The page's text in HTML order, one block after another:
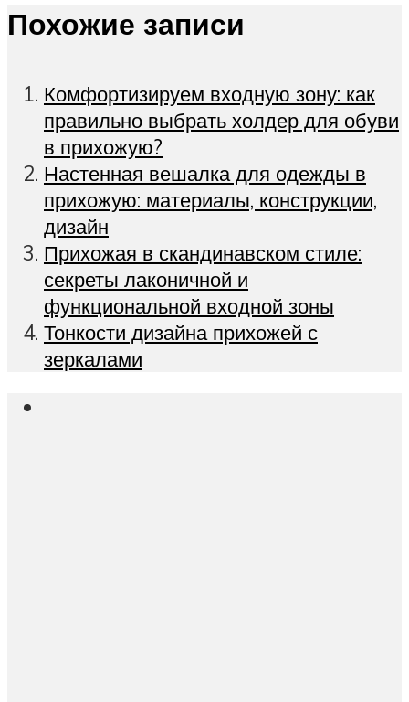
Похожие записи
Комфортизируем входную зону: как
правильно выбрать холдер для обуви
в прихожую?
Настенная вешалка для одежды в
прихожую: материалы, конструкции,
дизайн
Прихожая в скандинавском стиле:
секреты лаконичной и
функциональной входной зоны
Тонкости дизайна прихожей с
зеркалами